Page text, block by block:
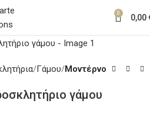
0 0,00
Γάμου Μοντέρνο
γάμου